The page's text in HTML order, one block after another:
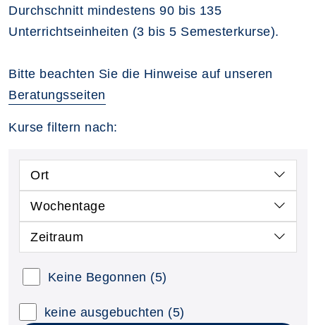
Durchschnitt mindestens 90 bis 135
Unterrichtseinheiten (3 bis 5 Semesterkurse).
Bitte beachten Sie die Hinweise auf unseren
Beratungsseiten
Kurse filtern nach:
Ort
Wochentage
Zeitraum
Keine Begonnen (5)
keine ausgebuchten (5)